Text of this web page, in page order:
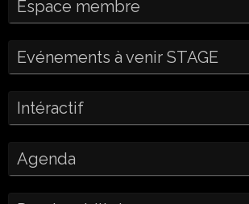
Espace membre
Evénements à venir STAGE
Intéractif
Agenda